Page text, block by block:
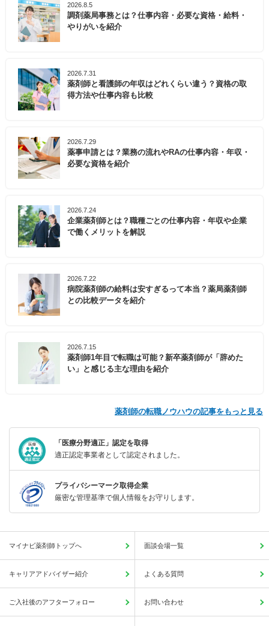
2026.8.5
調剤薬局事務とは？仕事内容・必要な資格・給料・
やりがいを紹介
2026.7.31
薬剤師と看護師の年収はどれくらい違う？資格の取
得方法や仕事内容も比較
2026.7.29
薬事申請とは？業務の流れやRAの仕事内容・年収・
必要な資格を紹介
2026.7.24
企業薬剤師とは？職種ごとの仕事内容・年収や企業
で働くメリットを解説
2026.7.22
病院薬剤師の給料は安すぎるって本当？薬局薬剤師
との比較データを紹介
2026.7.15
薬剤師1年目で転職は可能？新卒薬剤師が「辞めた
い」と感じる主な理由を紹介
薬剤師の転職ノウハウの記事をもっと見る
「医療分野適正」認定を取得
適正認定事業者として認定されました。
プライバシーマーク取得企業
厳密な管理基準で個人情報をお守りします。
マイナビ薬剤師トップへ 面談会場一覧
キャリアアドバイザー紹介 よくある質問
ご入社後のアフターフォロー お問い合わせ